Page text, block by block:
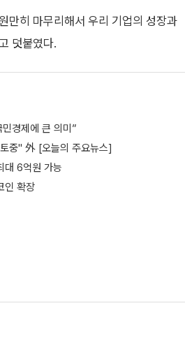
만히 마무리해서 우리 기업의 성장과
덧붙였다.
경제에 큰 의미”
중" 外 [오늘의 주요뉴스]
대 6억원 가능
인 확장